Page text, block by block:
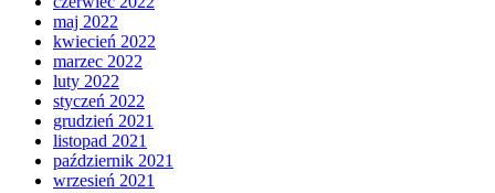
maj 2022
kwiecień 2022
marzec 2022
luty 2022
styczeń 2022
grudzień 2021
listopad 2021
październik 2021
wrzesień 2021